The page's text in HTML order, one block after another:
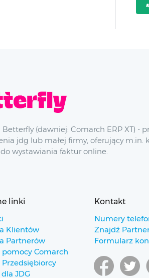
(dawniej: Comarch ERP XT) -
jdg lub małej firmy, oferujący m.in.
wystawiania faktur online.
linki
Klientów
Partnerów
Comarch
JDG
Kontakt
Numery
Znajdź
Formularz